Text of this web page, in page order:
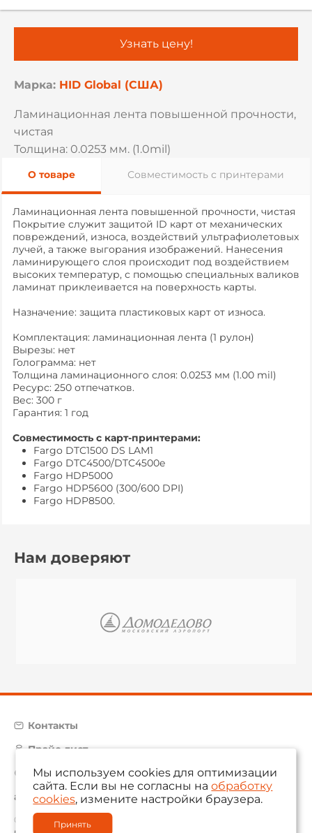
Марка: HID Global (США)
Ламинационная лента повышенной прочности,
чистая
Толщина: 0.0253 мм. (1.0mil)
Узнать цену!
О товаре Совместимость с принтерами
Ламинационная лента повышенной прочности, чистая
Покрытие cлужит защитой ID карт от механических
повреждений, износа, воздействий ультрафиолетовых
лучей, а также выгорания изображений. Нанесения
ламинирующего слоя происходит под воздействием
высоких температур, с помощью специальных валиков
ламинат приклеивается на поверхность карты.
Назначение: защита пластиковых карт от износа.
Комплектация: ламинационная лента (1 рулон)
Вырезы: нет
Голограмма: нет
Толщина ламинационного слоя: 0.0253 мм (1.00 mil)
Ресурс: 250 отпечатков.
Вес: 300 г
Гарантия: 1 год
Совместимость с карт-принтерами:
Fargo DTC1500 DS LAM1
Fargo DTC4500/DTC4500e
Fargo HDP5000
Fargo HDP5600 (300/600 DPI)
Fargo HDP8500.
Нам доверяют
Контакты
Прайс-лист
Карта сайта
aam@aamsystems.ru
© 2004 — 2026 «AAM Systems»
Мы используем cookies для оптимизации
сайта. Если вы не согласны наобработку
cookies, измените настройки браузера.
Принять